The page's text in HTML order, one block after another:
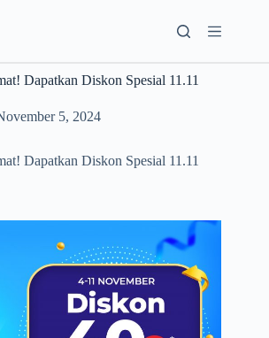
Dapatkan Diskon Spesial 11.11
5, 2024
Dapatkan Diskon Spesial 11.11